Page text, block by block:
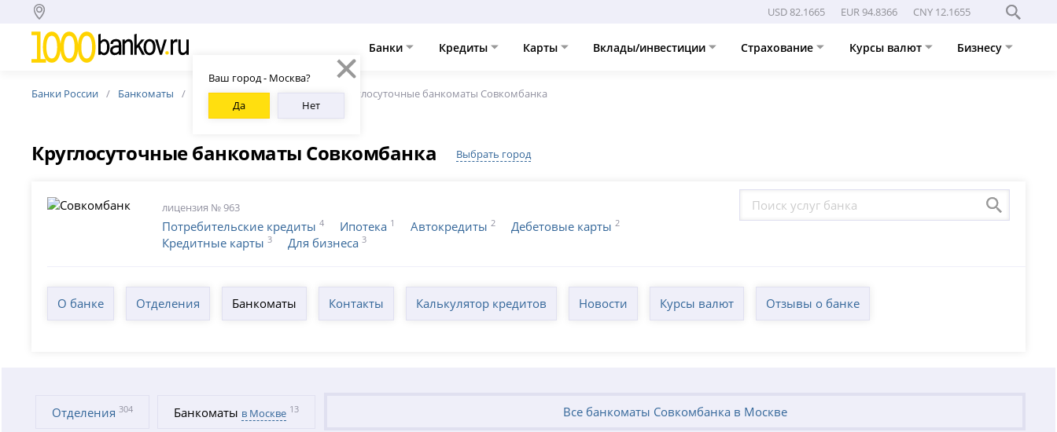
Ваш город - Москва?
Да
Нет
USD 82.1665 EUR 94.8366 CNY 12.1655
Банки Кредиты Карты Вклады/инвестиции Страхование Курсы валют Бизнесу
Банки России Банкоматы Банкоматы Совкомбанка Круглосуточные банкоматы Совкомбанка
Круглосуточные банкоматы Совкомбанка Выбрать город
лицензия № 963
Потребительские кредиты 4 Ипотека 1 Автокредиты 2 Дебетовые карты 2
Кредитные карты 3 Для бизнеса 3
О банке Отделения Банкоматы Контакты Калькулятор кредитов Новости Курсы валют Отзывы о банке
Отделения304 Банкоматы в Москве 13 Все банкоматы Совкомбанка в Москве